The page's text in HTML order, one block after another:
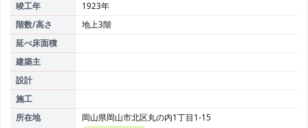
竣工年
1923年
階数/高さ
地上3階
延べ床面積
建築主
設計
施工
所在地
岡山県岡山市北区丸の内1丁目1-15